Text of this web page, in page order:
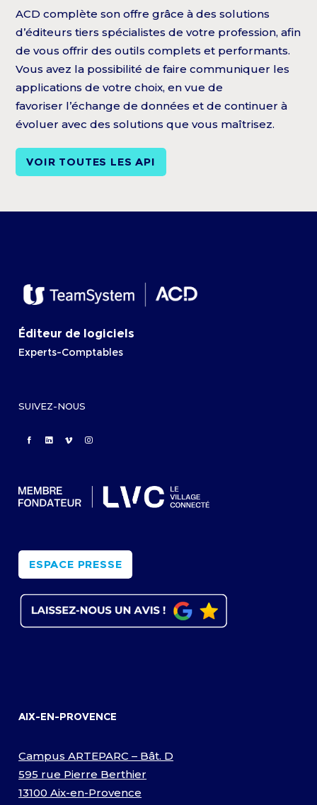
ACD complète son offre grâce à des solutions
d’éditeurs tiers spécialistes de votre profession, afin
de vous offrir des outils complets et performants.
Vous avez la possibilité de faire communiquer les
applications de votre choix, en vue de
favoriser l’échange de données et de continuer à
évoluer avec des solutions que vous maîtrisez.
VOIR TOUTES LES API
Éditeur de logiciels
Experts-Comptables
SUIVEZ-NOUS
ESPACE PRESSE
AIX-EN-PROVENCE
Campus ARTEPARC – Bât. D
595 rue Pierre Berthier
13100 Aix-en-Provence